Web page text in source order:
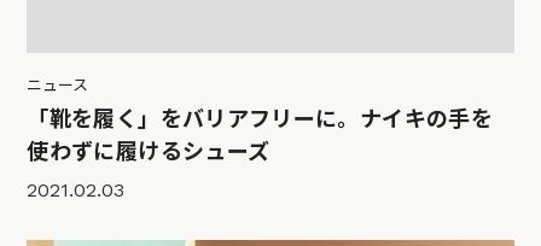
ニュース
「靴を履く」をバリアフリーに。ナイキの手を
使わずに履けるシューズ
2021.02.03